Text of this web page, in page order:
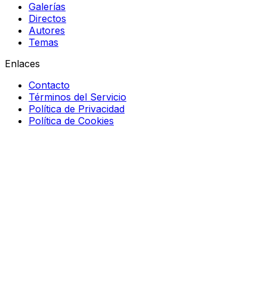
Galerías
Directos
Autores
Temas
Enlaces
Contacto
Términos del Servicio
Política de Privacidad
Política de Cookies